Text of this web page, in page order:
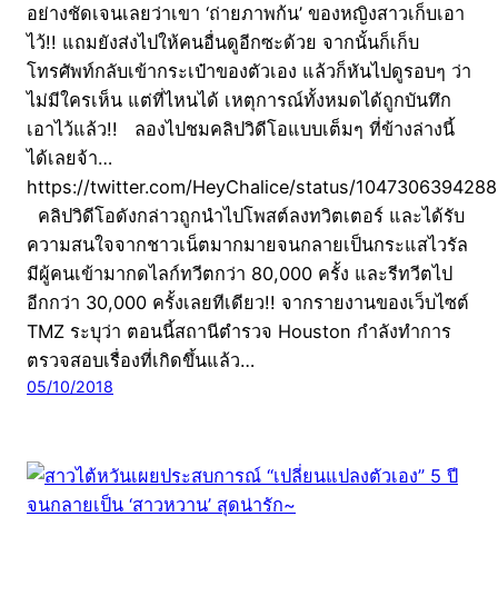
อย่างชัดเจนเลยว่าเขา ‘ถ่ายภาพก้น’ ของหญิงสาวเก็บเอา
ไว้!! แถมยังส่งไปให้คนอื่นดูอีกซะด้วย จากนั้นก็เก็บ
โทรศัพท์กลับเข้ากระเป๋าของตัวเอง แล้วก็หันไปดูรอบๆ ว่า
ไม่มีใครเห็น แต่ที่ไหนได้ เหตุการณ์ทั้งหมดได้ถูกบันทึก
เอาไว้แล้ว!! ลองไปชมคลิปวิดีโอแบบเต็มๆ ที่ข้างล่างนี้
ได้เลยจ้า…
https://twitter.com/HeyChalice/status/
คลิปวิดีโอดังกล่าวถูกนำไปโพสต์ลงทวิตเตอร์ และได้รับ
ความสนใจจากชาวเน็ตมากมายจนกลายเป็นกระแสไวรัล
มีผู้คนเข้ามากดไลก์ทวีตกว่า 80,000 ครั้ง และรีทวีตไป
อีกกว่า 30,000 ครั้งเลยทีเดียว!! จากรายงานของเว็บไซต์
TMZ ระบุว่า ตอนนี้สถานีตำรวจ Houston กำลังทำการ
ตรวจสอบเรื่องที่เกิดขึ้นแล้ว…
05/10/2018